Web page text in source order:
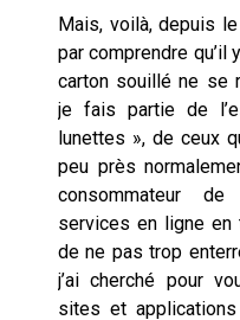
Mais, voilà, depuis
par comprendre
carton souillé ne se
je fais partie de
lunettes », de ceux
peu près
consommateur
services en ligne
de ne pas trop
j’ai cherché pour
sites et